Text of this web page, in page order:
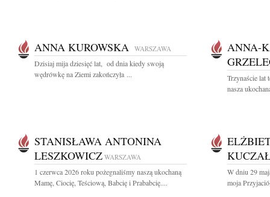
ANNA KUROWSKA WARSZAWA
Dzisiaj mija dziesięć lat, od dnia kiedy swoją
wędrówkę na Ziemi zakończyła ...
ANNA-
Trzynaście lat
nasza
STANISŁAWA ANTONINA
LESZKOWICZ WARSZAWA
1 czerwca 2026 roku pożegnaliśmy naszą ukochaną
Mamę, Ciocię, Teściową, Babcię i Prababcię....
W dniu 29
moja